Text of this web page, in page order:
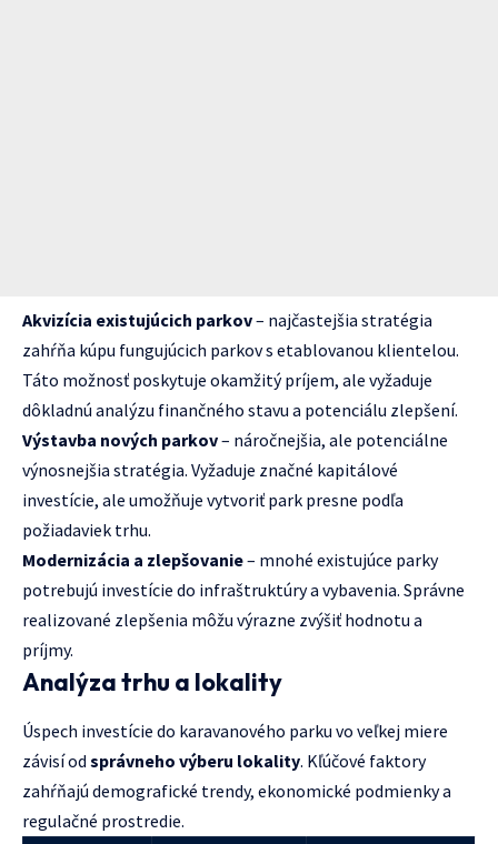
Akvizícia existujúcich parkov– najčastejšia stratégia
zahŕňa kúpu fungujúcich parkov s etablovanou klientelou.
Táto možnosť poskytuje okamžitý príjem, ale vyžaduje
dôkladnú analýzu finančného stavu a potenciálu zlepšení.
Výstavba nových parkov– náročnejšia, ale potenciálne
výnosnejšia stratégia. Vyžaduje značné kapitálové
investície, ale umožňuje vytvoriť park presne podľa
požiadaviek trhu.
Modernizácia a zlepšovanie– mnohé existujúce parky
potrebujú investície do infraštruktúry a vybavenia. Správne
realizované zlepšenia môžu výrazne zvýšiť hodnotu a
príjmy.
Analýza trhu a lokality
Úspech investície do karavanového parku vo veľkej miere
závisí od správneho výberu lokality. Kľúčové faktory
zahŕňajú demografické trendy, ekonomické podmienky a
regulačné prostredie.